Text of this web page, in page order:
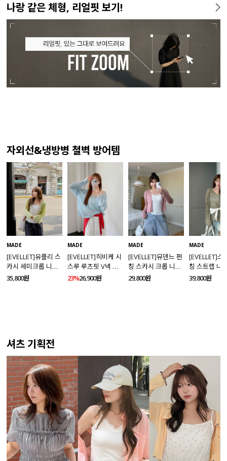
나랑 같은 체형, 리얼핏 보기!
자외선&냉방병 철벽 방어템
MADE
[EVELLET]유플리 스
카시 세미크롭 니트
가디건
35,800원
MADE
[EVELLET]히비케 시
스루 루즈핏 V넥 니
트
23%26,900원
MADE
[EVELLET]뮤덴느 펀
칭 스카시 크롭 니트
가디건
29,800원
MADE
[EVELLET]스
칭 스트랩 니
39,800원
셔츠 기획전